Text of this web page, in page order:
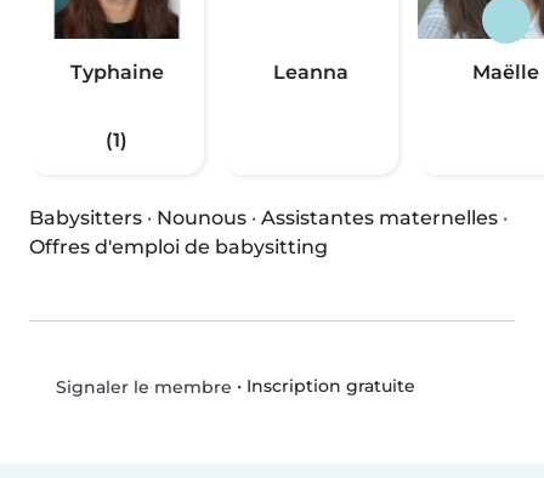
Typhaine
(1)
Leanna Maëlle
Babysitters · Nounous · Assistantes maternelles ·
Offres d'emploi de babysitting
Signaler le membre • Inscription gratuite